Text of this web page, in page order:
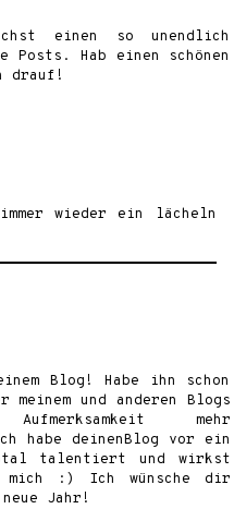
einen so unendlich
Posts. Hab einen schönen
drauf!
wieder ein lächeln
Blog! Habe ihn schon
und anderen Blogs
mehr
habe deinenBlog vor ein
talentiert und wirkst
mich :) Ich wünsche dir
Jahr!